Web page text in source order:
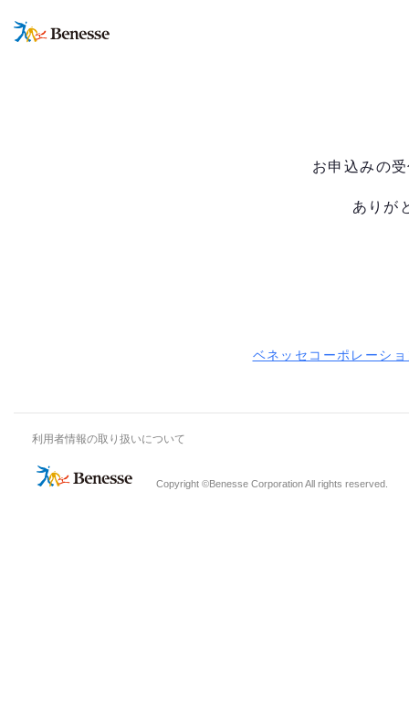
お申込みの
ありが
ベネッセコーポレーシ
利用者情報の取り扱いについて
Copyright ©Benesse Corporation All rights reserved.